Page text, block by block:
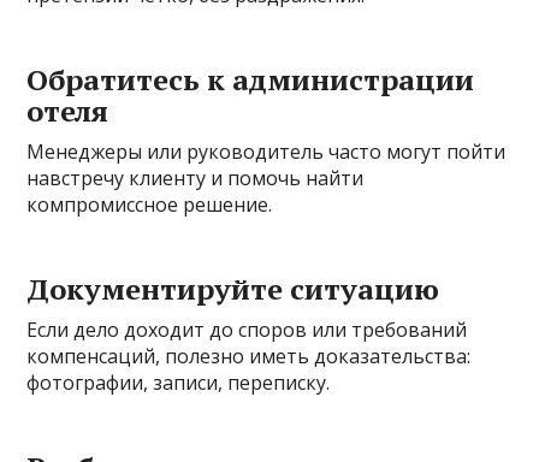
Обратитесь к администрации
отеля
Менеджеры или руководитель часто могут пойти
навстречу клиенту и помочь найти
компромиссное решение.
Документируйте ситуацию
Если дело доходит до споров или требований
компенсаций, полезно иметь доказательства:
фотографии, записи, переписку.